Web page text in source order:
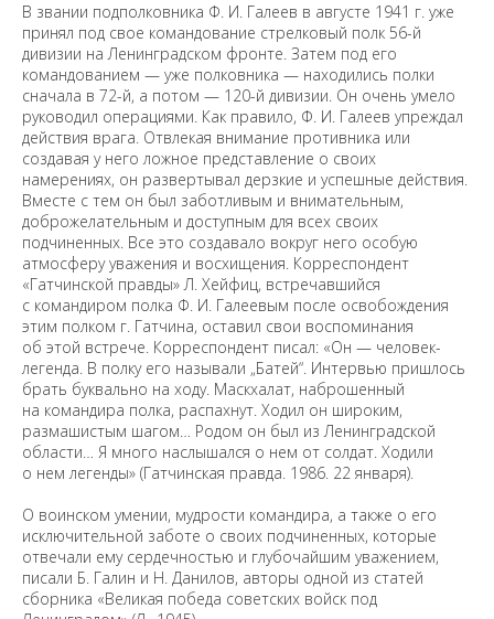
В звании подполковника Ф. И. Галеев в августе 1941 г. уже
принял под свое командование стрелковый полк 56-й
дивизии на Ленинградском фронте. Затем под его
командованием — уже полковника — находились полки
сначала в 72-й, а потом — 120-й дивизии. Он очень умело
руководил операциями. Как правило, Ф. И. Галеев упреждал
действия врага. Отвлекая внимание противника или
создавая у него ложное представление о своих
намерениях, он развертывал дерзкие и успешные действия.
Вместе с тем он был заботливым и внимательным,
доброжелательным и доступным для всех своих
подчиненных. Все это создавало вокруг него особую
атмосферу уважения и восхищения. Корреспондент
«Гатчинской правды» Л. Хейфиц, встречавшийся
с командиром полка Ф. И. Галеевым после освобождения
этим полком г. Гатчина, оставил свои воспоминания
об этой встрече. Корреспондент писал: «Он — человек-
легенда. В полку его называли „Батей“. Интервью пришлось
брать буквально на ходу. Маскхалат, наброшенный
на командира полка, распахнут. Ходил он широким,
размашистым шагом… Родом он был из Ленинградской
области… Я много наслышался о нем от солдат. Ходили
о нем легенды» (Гатчинская правда. 1986. 22 января).
О воинском умении, мудрости командира, а также о его
исключительной заботе о своих подчиненных, которые
отвечали ему сердечностью и глубочайшим уважением,
писали Б. Галин и Н. Данилов, авторы одной из статей
сборника «Великая победа советских войск под